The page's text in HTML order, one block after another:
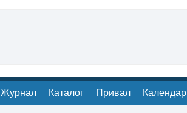
Журнал Каталог Привал Календар